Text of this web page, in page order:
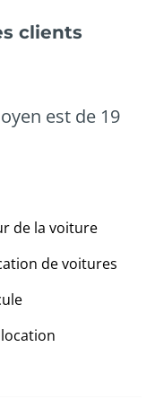
clients
est de 19
de la voiture
de voitures